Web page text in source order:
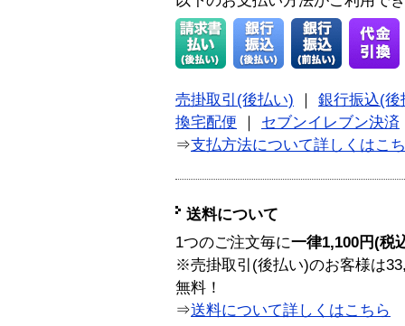
売掛取引(後払い)
銀行振込(後
換宅配便
セブンイレブン決済
⇒支払方法について詳しくはこ
送料について
1つのご注文毎に一律1,100円(税
※売掛取引(後払い)のお客様は
無料！
⇒送料について詳しくはこちら